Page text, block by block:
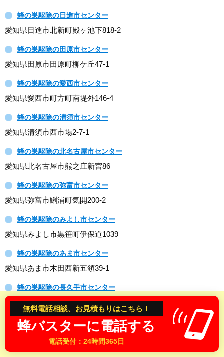
蜂の巣駆除の日進市センター
愛知県日進市北新町殿ヶ池下818-2
蜂の巣駆除の田原市センター
愛知県田原市田原町柳ケ丘47-1
蜂の巣駆除の愛西市センター
愛知県愛西市町方町南堤外146-4
蜂の巣駆除の清須市センター
愛知県清須市西市場2-7-1
蜂の巣駆除の北名古屋市センター
愛知県北名古屋市熊之庄新宮86
蜂の巣駆除の弥富市センター
愛知県弥富市鯏浦町気開200-2
蜂の巣駆除のみよし市センター
愛知県みよし市黒笹町伊保道1039
蜂の巣駆除のあま市センター
愛知県あま市木田西新五領39-1
蜂の巣駆除の長久手市センター
愛知県長久手市岩作三ケ峯2-500
蜂退治・蜂の巣駆除作業料金の目安
無料電話相談、お見積もりはこちら！
蜂バスターに電話する
電話受付：24時間365日